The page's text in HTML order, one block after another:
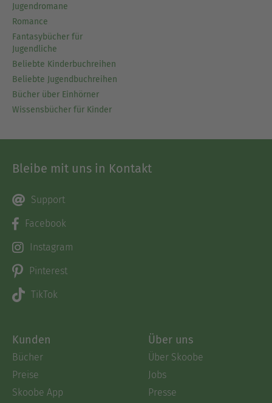
Jugendromane
Romance
Fantasybücher für
Jugendliche
Beliebte Kinderbuchreihen
Beliebte Jugendbuchreihen
Bücher über Einhörner
Wissensbücher für Kinder
Bleibe mit uns in Kontakt
Support
Facebook
Instagram
Pinterest
TikTok
Kunden
Bücher
Preise
Skoobe App
Über uns
Über Skoobe
Jobs
Presse